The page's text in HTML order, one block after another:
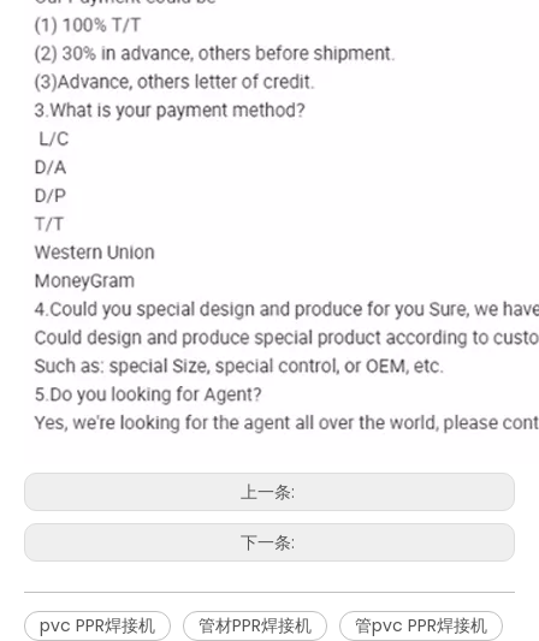
上一条:
下一条:
pvc PPR焊接机 管材PPR焊接机 管pvc PPR焊接机